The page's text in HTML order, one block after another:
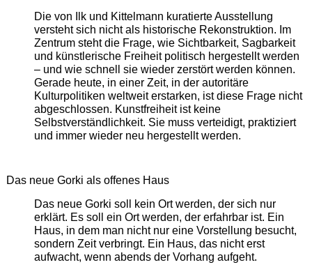
Die von Ilk und Kittelmann kuratierte Ausstellung
versteht sich nicht als historische Rekonstruktion. Im
Zentrum steht die Frage, wie Sichtbarkeit, Sagbarkeit
und künstlerische Freiheit politisch hergestellt werden
– und wie schnell sie wieder zerstört werden können.
Gerade heute, in einer Zeit, in der autoritäre
Kulturpolitiken weltweit erstarken, ist diese Frage nicht
abgeschlossen. Kunstfreiheit ist keine
Selbstverständlichkeit. Sie muss verteidigt, praktiziert
und immer wieder neu hergestellt werden.
Das neue Gorki als offenes Haus
Das neue Gorki soll kein Ort werden, der sich nur
erklärt. Es soll ein Ort werden, der erfahrbar ist. Ein
Haus, in dem man nicht nur eine Vorstellung besucht,
sondern Zeit verbringt. Ein Haus, das nicht erst
aufwacht, wenn abends der Vorhang aufgeht.